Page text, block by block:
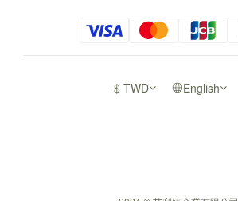
$ TWD English